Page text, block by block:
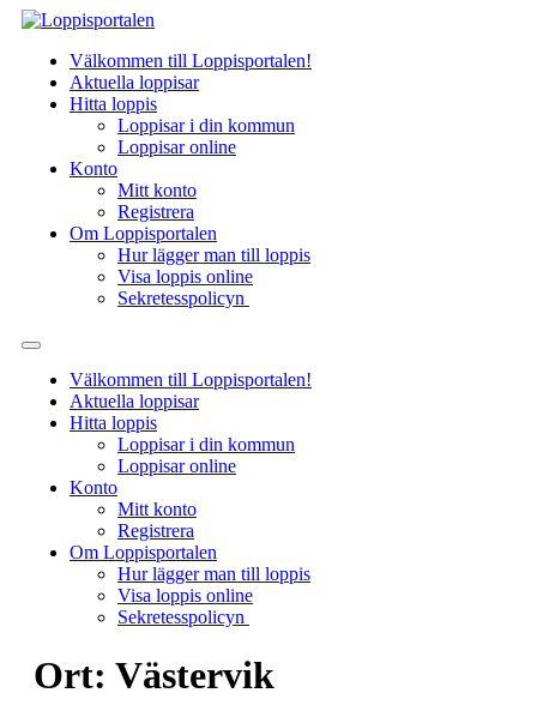
Hoppa
innehåll Välkommen till Loppisportalen!
Aktuella loppisar
Hitta loppis
Loppisar i din kommun
Loppisar online
Konto
Mitt konto
Registrera
Om Loppisportalen
Hur lägger man till loppis
Visa loppis online
Sekretesspolicyn
Välkommen till Loppisportalen!
Aktuella loppisar
Hitta loppis
Loppisar i din kommun
Loppisar online
Konto
Mitt konto
Registrera
Om Loppisportalen
Hur lägger man till loppis
Visa loppis online
Sekretesspolicyn
Ort: Västervik